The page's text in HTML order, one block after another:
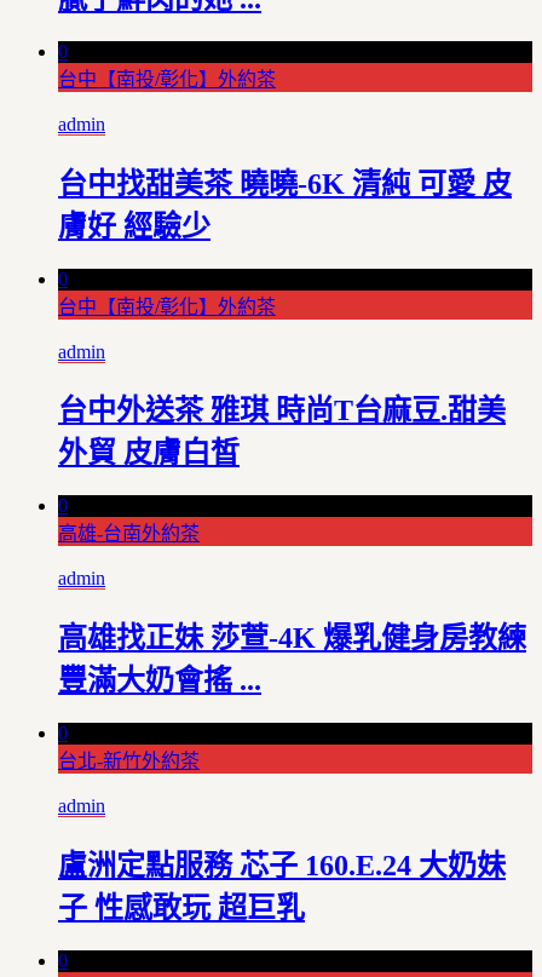
0
台中【南投/彰化】外約茶
admin
台中找甜美茶 曉曉-6K 清純 可愛 皮
膚好 經驗少
0
台中【南投/彰化】外約茶
admin
台中外送茶 雅琪 時尚T台麻豆.甜美
外貿 皮膚白皙
0
高雄-台南外約茶
admin
高雄找正妹 莎萱-4K 爆乳健身房教練
豐滿大奶會搖 ...
0
台北-新竹外約茶
admin
盧洲定點服務 芯子 160.E.24 大奶妹
子 性感敢玩 超巨乳
0